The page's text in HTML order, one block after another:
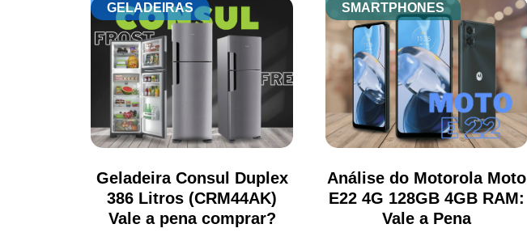
GELADEIRAS
Geladeira Consul Duplex
386 Litros (CRM44AK)
Vale a pena comprar?
SMARTPHONES
Análise do Motorola Moto
E22 4G 128GB 4GB RAM:
Vale a Pena